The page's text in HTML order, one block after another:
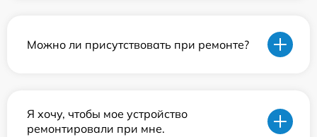
Можно ли присутствовать при ремонте?
Я хочу, чтобы мое устройство
ремонтировали при мне.